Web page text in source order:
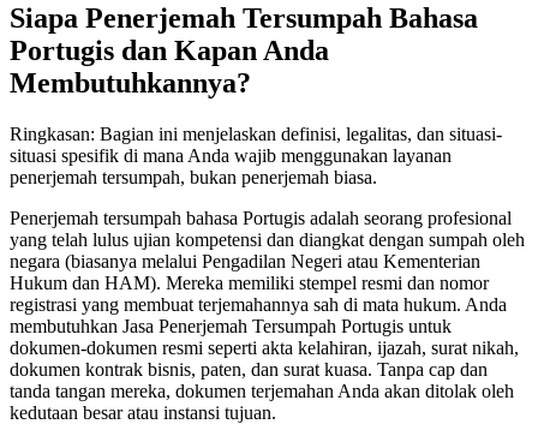
Siapa Penerjemah Tersumpah Bahasa
Portugis dan Kapan Anda
Membutuhkannya?
Ringkasan: Bagian ini menjelaskan definisi, legalitas, dan situasi-
situasi spesifik di mana Anda wajib menggunakan layanan
penerjemah tersumpah, bukan penerjemah biasa.
Penerjemah tersumpah bahasa Portugis adalah seorang profesional
yang telah lulus ujian kompetensi dan diangkat dengan sumpah oleh
negara (biasanya melalui Pengadilan Negeri atau Kementerian
Hukum dan HAM). Mereka memiliki stempel resmi dan nomor
registrasi yang membuat terjemahannya sah di mata hukum. Anda
membutuhkan Jasa Penerjemah Tersumpah Portugis untuk
dokumen-dokumen resmi seperti akta kelahiran, ijazah, surat nikah,
dokumen kontrak bisnis, paten, dan surat kuasa. Tanpa cap dan
tanda tangan mereka, dokumen terjemahan Anda akan ditolak oleh
kedutaan besar atau instansi tujuan.